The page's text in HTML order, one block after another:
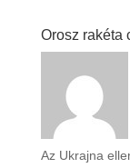
Orosz rakéta
Az Ukrajna